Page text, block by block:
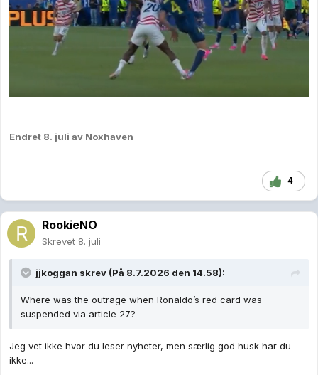
Endret 8. juli av Noxhaven
4
RookieNO
Skrevet 8. juli
jjkoggan skrev (På 8.7.2026 den 14.58):
Where was the outrage when Ronaldo’s red card was
suspended via article 27?
Jeg vet ikke hvor du leser nyheter, men særlig god husk har du
ikke...